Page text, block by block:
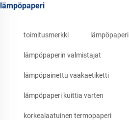
lämpöpaperi
toimitusmerkki lämpöpaperi
lämpöpaperin valmistajat
lämpöpainettu vaakaetiketti
lämpöpaperi kuittia varten
korkealaatuinen termopaperi